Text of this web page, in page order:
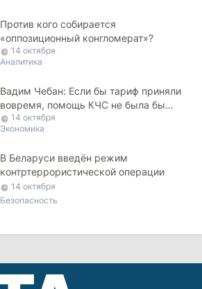
Против кого собирается
«оппозиционный конгломерат»?
14 октября
Аналитика
Вадим Чебан: Если бы тариф приняли
вовремя, помощь КЧС не была бы
нужна
14 октября
Экономика
В Беларуси введён режим
контртеррористической операции
14 октября
Безопасность